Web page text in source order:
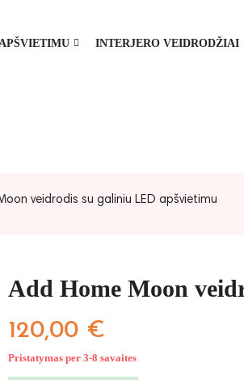
INTERJERO VEIDRODŽIAI
veidrodis su galiniu LED apšvietimu
Add Home Moon
120,00 €
Pristatymas per 3-8 savaites